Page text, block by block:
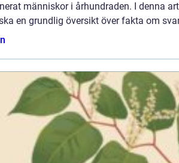
människor i århundraden. I denna
en grundlig översikt över fakta om